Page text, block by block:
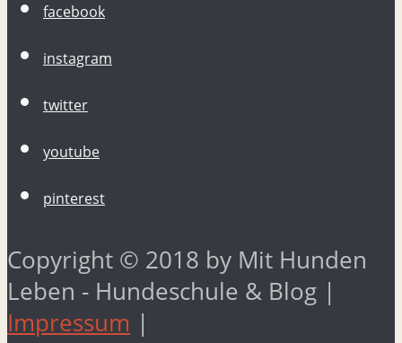
facebook
instagram
twitter
youtube
pinterest
Copyright © 2018 by Mit Hunden
Leben - Hundeschule & Blog |
Impressum |